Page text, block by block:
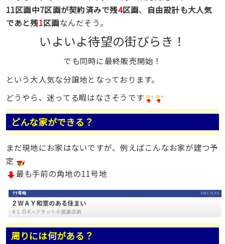
11区画中7区画が契約済みで残4区画、
自由設計も大人気
であと残1区画なんだそう。
いよいよ待望の街びらき！
でも同時に最終販売開始！
という大人気な分譲地となっております。
どうやら、迷ってる暇はなさそうです
どんな家ができる？
まだ現地にお家はないですが、例えばこんなお家が建つ予
定
最も手前の角地の11号地
周りには何がある？